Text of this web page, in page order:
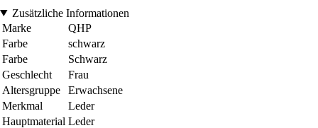
Zusätzliche Informationen
Marke
QHP
Farbe
schwarz
Farbe
Schwarz
Geschlecht
Frau
Altersgruppe
Erwachsene
Merkmal
Leder
Hauptmaterial Leder